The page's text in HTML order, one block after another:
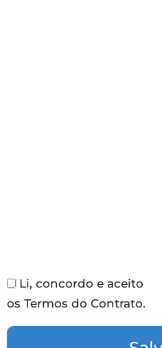
Li, concordo e aceito
os Termos do Contrato.